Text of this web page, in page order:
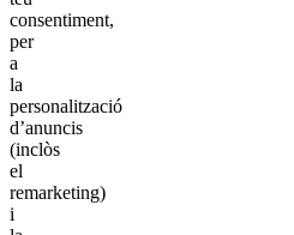
consentiment,
per
a
la
personalització
d’anuncis
(inclòs
el
remarketing)
i